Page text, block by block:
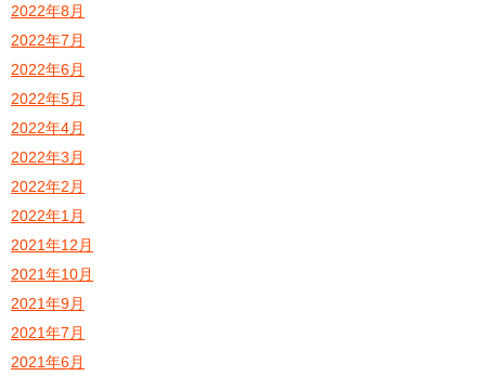
2022年8月
2022年7月
2022年6月
2022年5月
2022年4月
2022年3月
2022年2月
2022年1月
2021年12月
2021年10月
2021年9月
2021年7月
2021年6月